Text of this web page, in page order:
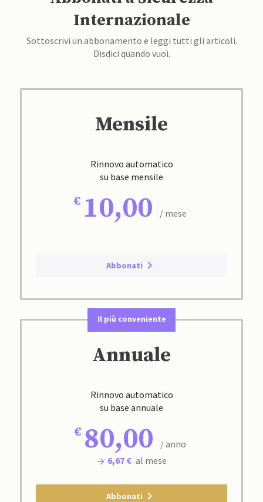
Internazionale
Sottoscrivi un abbonamento e leggi tutti gli articoli.
Disdici quando vuoi.
Mensile
Rinnovo automatico
su base mensile
10,00 / mese
Abbonati
Il più conveniente
Annuale
Rinnovo automatico
su base annuale
80,00
/ anno
6,67 € al mese
Abbonati